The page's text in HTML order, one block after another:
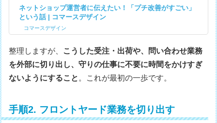
ネットショップ運営者に伝えたい！「プチ改善がすごい」
という話 | コマースデザイン
コマースデザイン
整理しますが、 こうした受注・出荷や、問い合わせ業務
を外部に切り出し、守りの仕事に不要に時間をかけすぎ
ないようにすること 。これが最初の一歩です。
手順2. フロントヤード業務を切り出す